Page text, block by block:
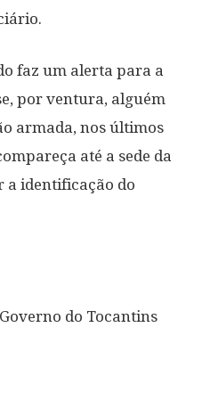
faz um alerta para a
por ventura, alguém
armada, nos últimos
até a sede da
a identificação do
do Tocantins